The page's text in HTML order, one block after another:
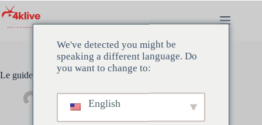
Passer
au
contenu
Le guide complet pour choisir le meilleur abonnement IPTV
Administrateur avril 7, 2024
We've detected you might be
speaking a different language. Do
you want to change to:
English